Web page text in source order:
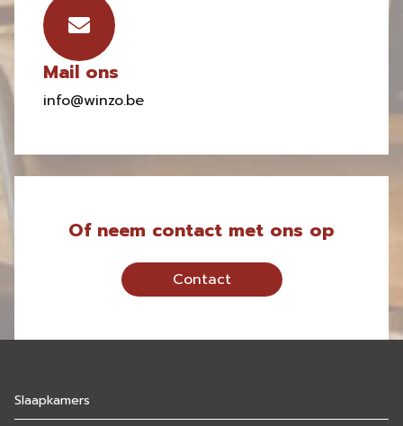
Mail ons
info@winzo.be
Of neem contact met ons op
Contact
Slaapkamers